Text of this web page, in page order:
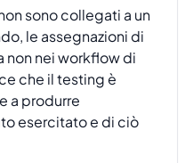
sono collegati a un
le assegnazioni di
non nei workflow di
che il testing è
a produrre
esercitato e di ciò